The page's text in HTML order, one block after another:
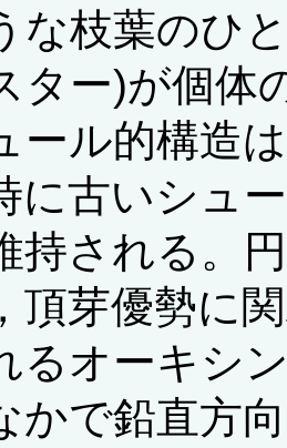
な枝葉のひ
ター)が個体
ール的構造
に古いシュ
持される。
頂芽優勢に
るオーキシ
かで鉛直方